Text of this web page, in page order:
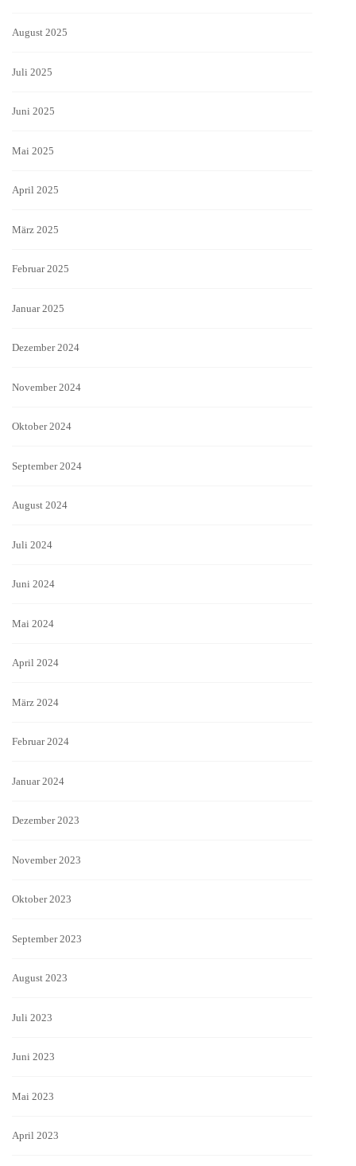
August 2025
Juli 2025
Juni 2025
Mai 2025
April 2025
März 2025
Februar 2025
Januar 2025
Dezember 2024
November 2024
Oktober 2024
September 2024
August 2024
Juli 2024
Juni 2024
Mai 2024
April 2024
März 2024
Februar 2024
Januar 2024
Dezember 2023
November 2023
Oktober 2023
September 2023
August 2023
Juli 2023
Juni 2023
Mai 2023
April 2023